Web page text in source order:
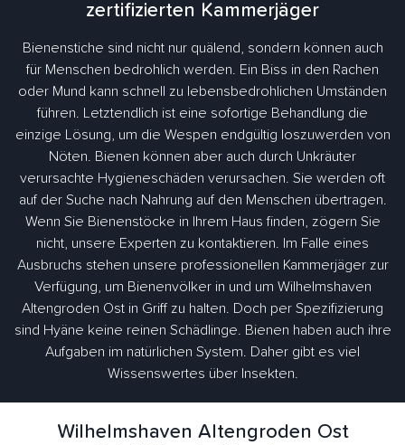
zertifizierten Kammerjäger
Bienenstiche sind nicht nur quälend, sondern können auch
für Menschen bedrohlich werden. Ein Biss in den Rachen
oder Mund kann schnell zu lebensbedrohlichen Umständen
führen. Letztendlich ist eine sofortige Behandlung die
einzige Lösung, um die Wespen endgültig loszuwerden von
Nöten. Bienen können aber auch durch Unkräuter
verursachte Hygieneschäden verursachen. Sie werden oft
auf der Suche nach Nahrung auf den Menschen übertragen.
Wenn Sie Bienenstöcke in Ihrem Haus finden, zögern Sie
nicht, unsere Experten zu kontaktieren. Im Falle eines
Ausbruchs stehen unsere professionellen Kammerjäger zur
Verfügung, um Bienenvölker in und um Wilhelmshaven
Altengroden Ost in Griff zu halten. Doch per Spezifizierung
sind Hyäne keine reinen Schädlinge. Bienen haben auch ihre
Aufgaben im natürlichen System. Daher gibt es viel
Wissenswertes über Insekten.
Wilhelmshaven Altengroden Ost